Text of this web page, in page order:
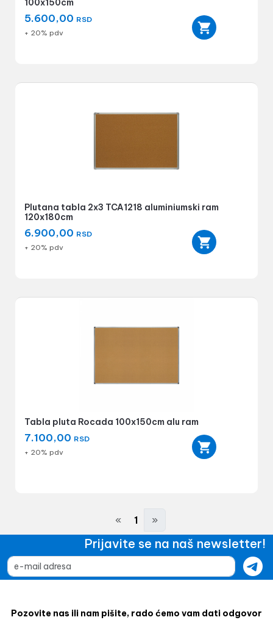
100x150cm
5.600,00 RSD
+ 20% pdv
Plutana tabla 2x3 TCA1218 aluminiumski ram
120x180cm
6.900,00 RSD
+ 20% pdv
Tabla pluta Rocada 100x150cm alu ram
7.100,00 RSD
+ 20% pdv
« 1 »
Prijavite se na naš newsletter!
Pozovite nas ili nam pišite, rado ćemo vam dati odgovor